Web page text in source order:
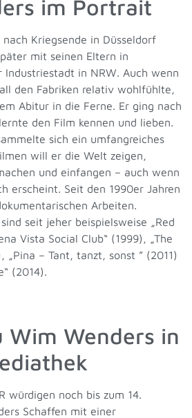
im Portrait
Kriegsende in Düsseldorf
mit seinen Eltern in
Industriestadt in NRW. Auch wenn
den Fabriken relativ wohlfühlte,
Abitur in die Ferne. Er ging nach
den Film kennen und lieben.
sich ein umfangreiches
will er die Welt zeigen,
und einfangen – auch wenn
erscheint. Seit den 1990er Jahren
Arbeiten.
seit jeher beispielsweise „Red
Vista Social Club“ (1999), „The
„Pina – Tant, tanzt, sonst ” (2011)
(2014).
Wim Wenders in
würdigen noch bis zum 14.
Schaffen mit einer